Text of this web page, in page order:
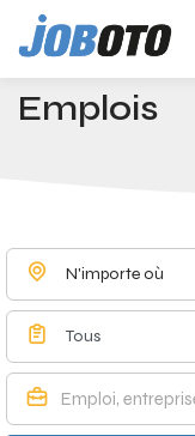
Skip to main content
Accueil Emplois à
Emplois
N'importe où
Tous